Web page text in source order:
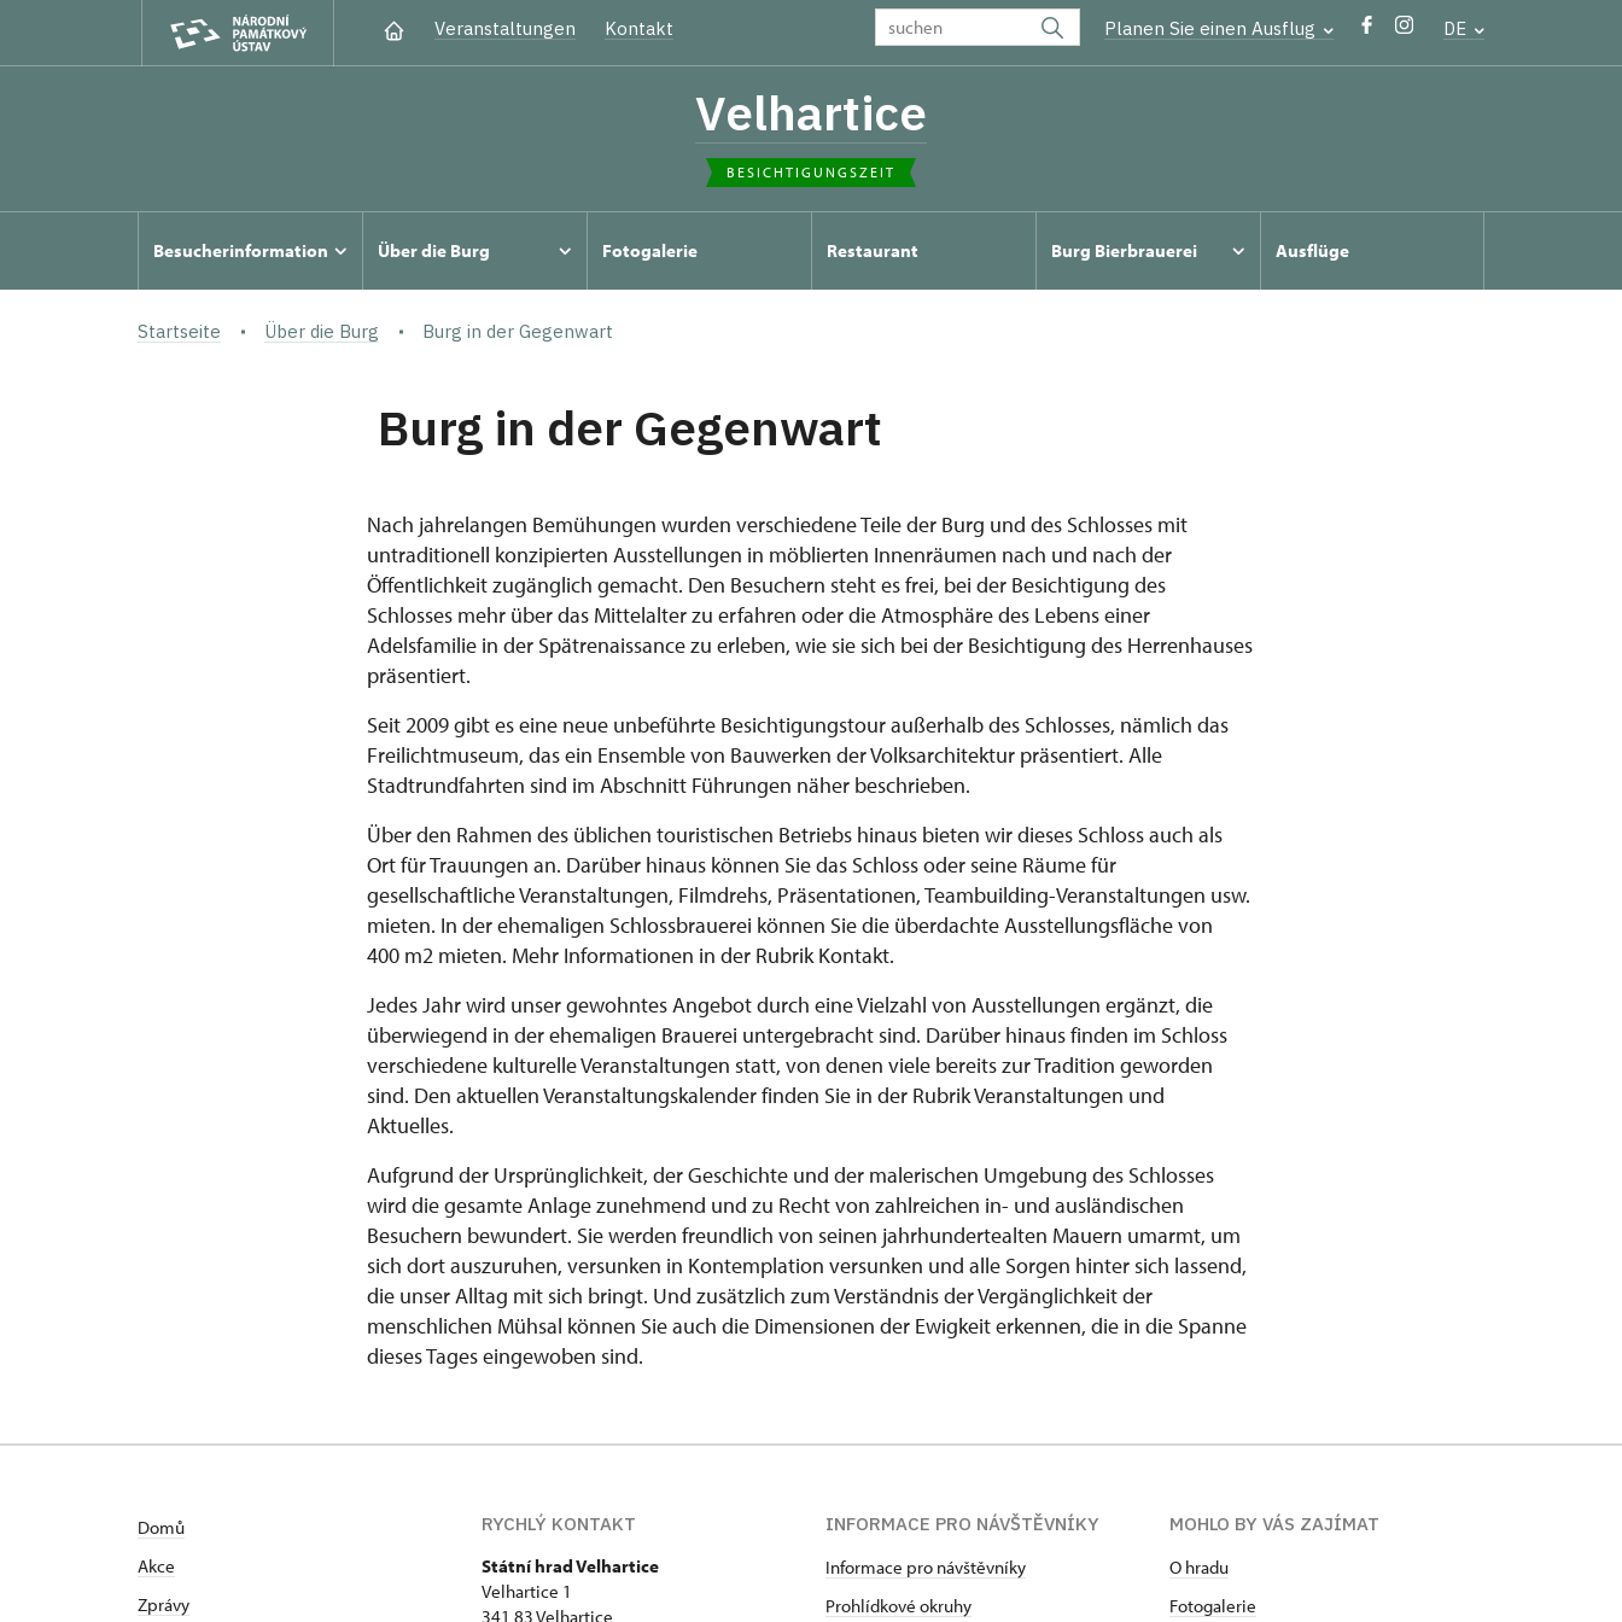
Veranstaltungen Kontakt Planen Sie einen Ausflug DE
Velhartice
BESICHTIGUNGSZEIT
Besucherinformation Über die Burg Fotogalerie Restaurant Burg Bierbrauerei Ausflüge
Startseite Über die Burg Burg in der Gegenwart
Burg in der Gegenwart
Nach jahrelangen Bemühungen wurden verschiedene Teile der Burg und des Schlosses mit
untraditionell konzipierten Ausstellungen in möblierten Innenräumen nach und nach der
Öffentlichkeit zugänglich gemacht. Den Besuchern steht es frei, bei der Besichtigung des
Schlosses mehr über das Mittelalter zu erfahren oder die Atmosphäre des Lebens einer
Adelsfamilie in der Spätrenaissance zu erleben, wie sie sich bei der Besichtigung des Herrenhauses
präsentiert.
Seit 2009 gibt es eine neue unbeführte Besichtigungstour außerhalb des Schlosses, nämlich das
Freilichtmuseum, das ein Ensemble von Bauwerken der Volksarchitektur präsentiert. Alle
Stadtrundfahrten sind im Abschnitt Führungen näher beschrieben.
Über den Rahmen des üblichen touristischen Betriebs hinaus bieten wir dieses Schloss auch als
Ort für Trauungen an. Darüber hinaus können Sie das Schloss oder seine Räume für
gesellschaftliche Veranstaltungen, Filmdrehs, Präsentationen, Teambuilding-Veranstaltungen usw.
mieten. In der ehemaligen Schlossbrauerei können Sie die überdachte Ausstellungsfläche von
400 m2 mieten. Mehr Informationen in der Rubrik Kontakt.
Jedes Jahr wird unser gewohntes Angebot durch eine Vielzahl von Ausstellungen ergänzt, die
überwiegend in der ehemaligen Brauerei untergebracht sind. Darüber hinaus finden im Schloss
verschiedene kulturelle Veranstaltungen statt, von denen viele bereits zur Tradition geworden
sind. Den aktuellen Veranstaltungskalender finden Sie in der Rubrik Veranstaltungen und
Aktuelles.
Aufgrund der Ursprünglichkeit, der Geschichte und der malerischen Umgebung des Schlosses
wird die gesamte Anlage zunehmend und zu Recht von zahlreichen in- und ausländischen
Besuchern bewundert. Sie werden freundlich von seinen jahrhundertealten Mauern umarmt, um
sich dort auszuruhen, versunken in Kontemplation versunken und alle Sorgen hinter sich lassend,
die unser Alltag mit sich bringt. Und zusätzlich zum Verständnis der Vergänglichkeit der
menschlichen Mühsal können Sie auch die Dimensionen der Ewigkeit erkennen, die in die Spanne
dieses Tages eingewoben sind.
Domů
Akce
Zprávy
RYCHLÝ KONTAKT
Státní hrad Velhartice
Velhartice 1
341 83 Velhartice
INFORMACE PRO NÁVŠTĚVNÍKY
Informace pro návštěvníky
Prohlídkové okruhy
MOHLO BY VÁS ZAJÍMAT
O hradu
Fotogalerie